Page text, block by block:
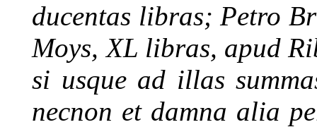
ducentas libras; Petro
Moys, XL libras, apud
si usque ad illas
necnon et damna alia